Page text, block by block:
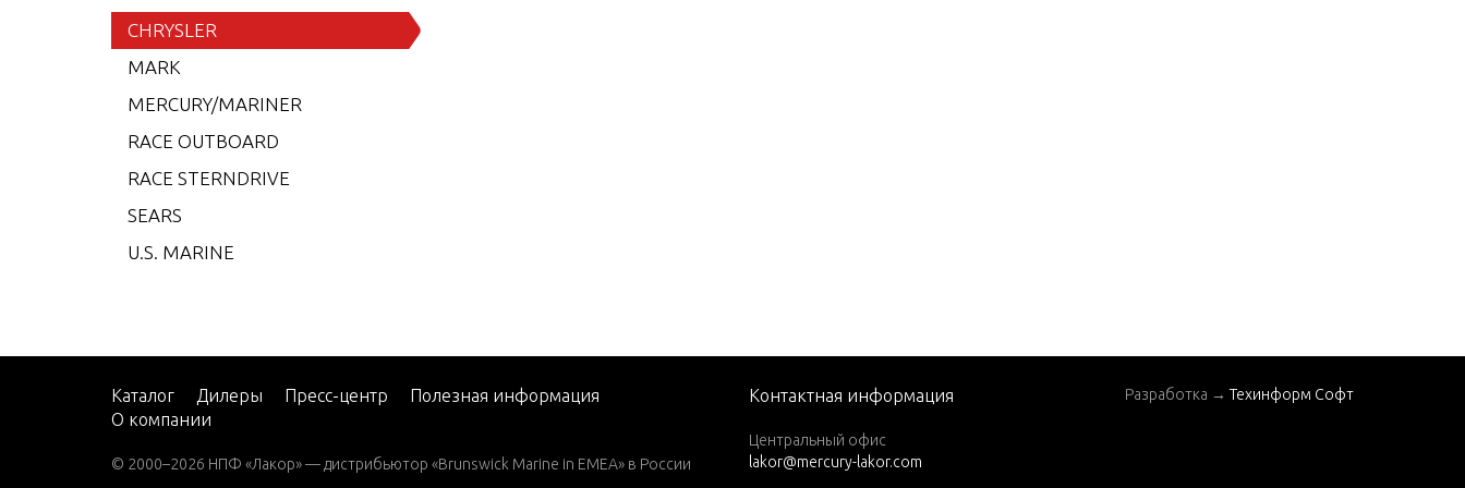
CHRYSLER
MARK
MERCURY/MARINER
RACE OUTBOARD
RACE STERNDRIVE
SEARS
U.S. MARINE
8 (1978)
8 (1979)
9.9 (1980)
Каталог Дилеры Пресс-центр
Полезная информация
О компании
© 2000–2026 НПФ «Лакор» — дистрибьютор «Brunswick Marine in EMEA» в России
Контактная информация
Центральный офис
lakor@mercury-lakor.com
Разработка → Техинформ Софт